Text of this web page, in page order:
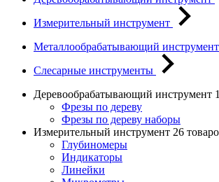
Измерительный инструмент
Металлообрабатывающий инструмент
Слесарные инструменты
Деревообрабатывающий инструмент
Фрезы по дереву
Фрезы по дереву наборы
Измерительный инструмент 26
Глубиномеры
Индикаторы
Линейки